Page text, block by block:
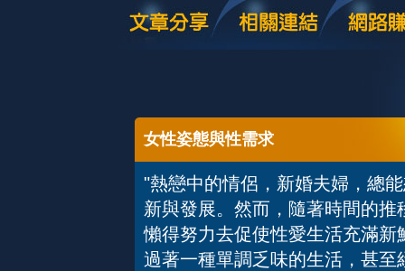
女性姿態與性需求
"熱戀中的情侶，新婚夫婦，總
新與發展。然而，隨著時間的
懶得努力去促使性愛生活充滿
過著一種單調乏味的生活，甚